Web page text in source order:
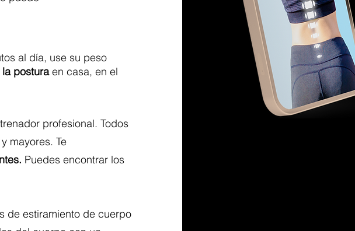
al día, use su peso
posturaen casa, en el
profesional. Todos
mayores. Te
Puedes encontrar los
de estiramiento de cuerpo